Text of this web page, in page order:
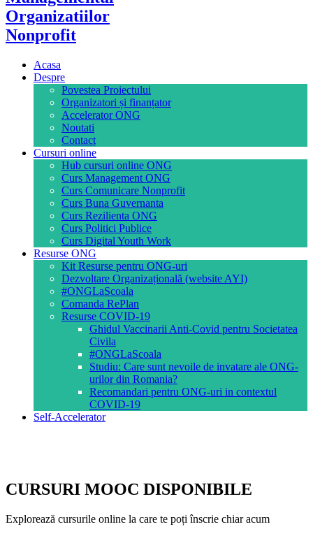
Acasa
Despre
Povestea Proiectului
Organizatori și finanțator
Accelerator ONG
Noutati
Contact
Cursuri online
Hub cursuri online ONG
Curs Management ONG
Curs Comunicare Nonprofit
Curs Buna Guvernanta
Curs Rezilienta ONG
Curs Politici Publice
Curs Digital Youth Work
Resurse ONG
Kit Resurse pentru ONG-uri
Dezvoltare Organizațională (website AYI)
#ONGLaScoala
Comanda RePlan
Resurse COVID-19
Ghidul Vaccinarii Anti-Covid pentru Societatea
Civila
#ONGLaScoala
Studiu: Care sunt nevoile de invatare ale ONG-
urilor din Romania?
Recomandari pentru ONG-uri in contextul
COVID-19
Self-Accelerator
CURSURI MOOC DISPONIBILE
Explorează cursurile online la care te poți înscrie chiar acum